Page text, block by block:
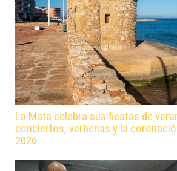
La Mata celebra sus fiestas de
conciertos, verbenas y la
2026